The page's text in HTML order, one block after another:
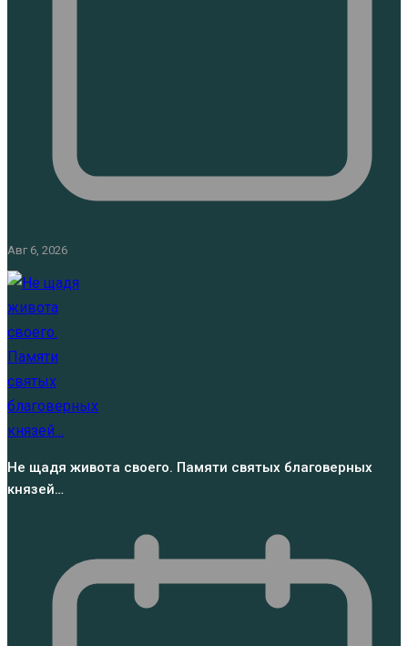
Авг 6, 2026
Не щадя живота своего. Памяти святых благоверных
князей…